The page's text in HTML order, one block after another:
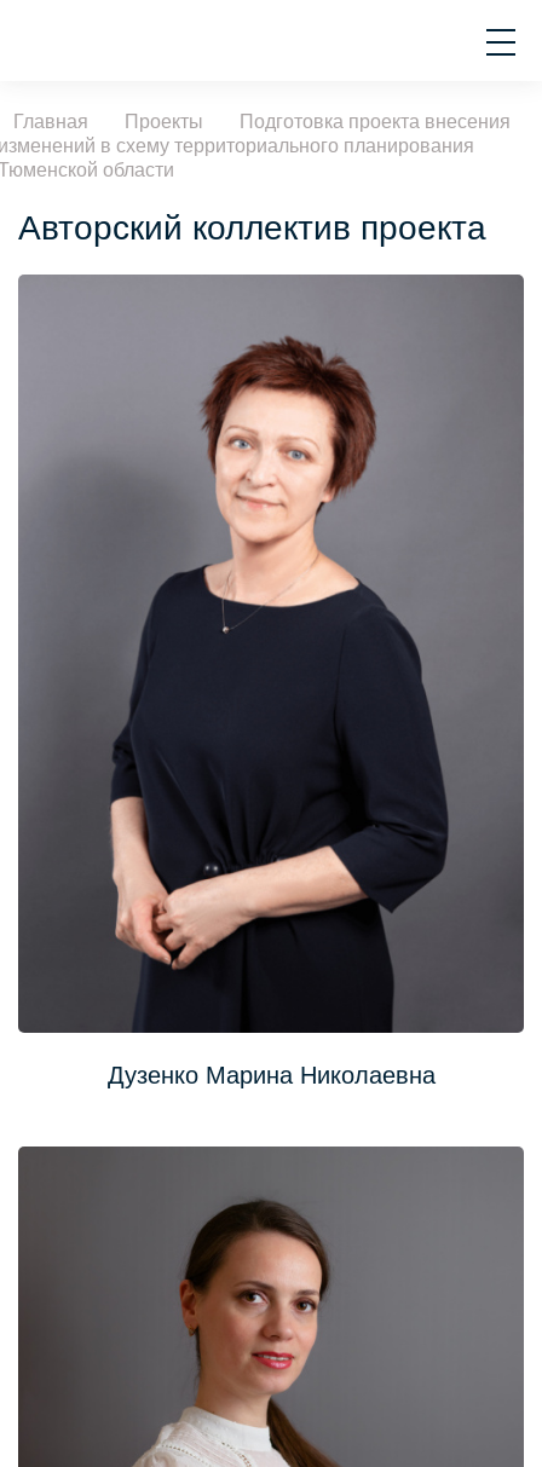
Главная Проекты
Подготовка проекта внесения
в схему территориального планирования
области
Авторский коллектив проекта
Дузенко Марина Николаевна